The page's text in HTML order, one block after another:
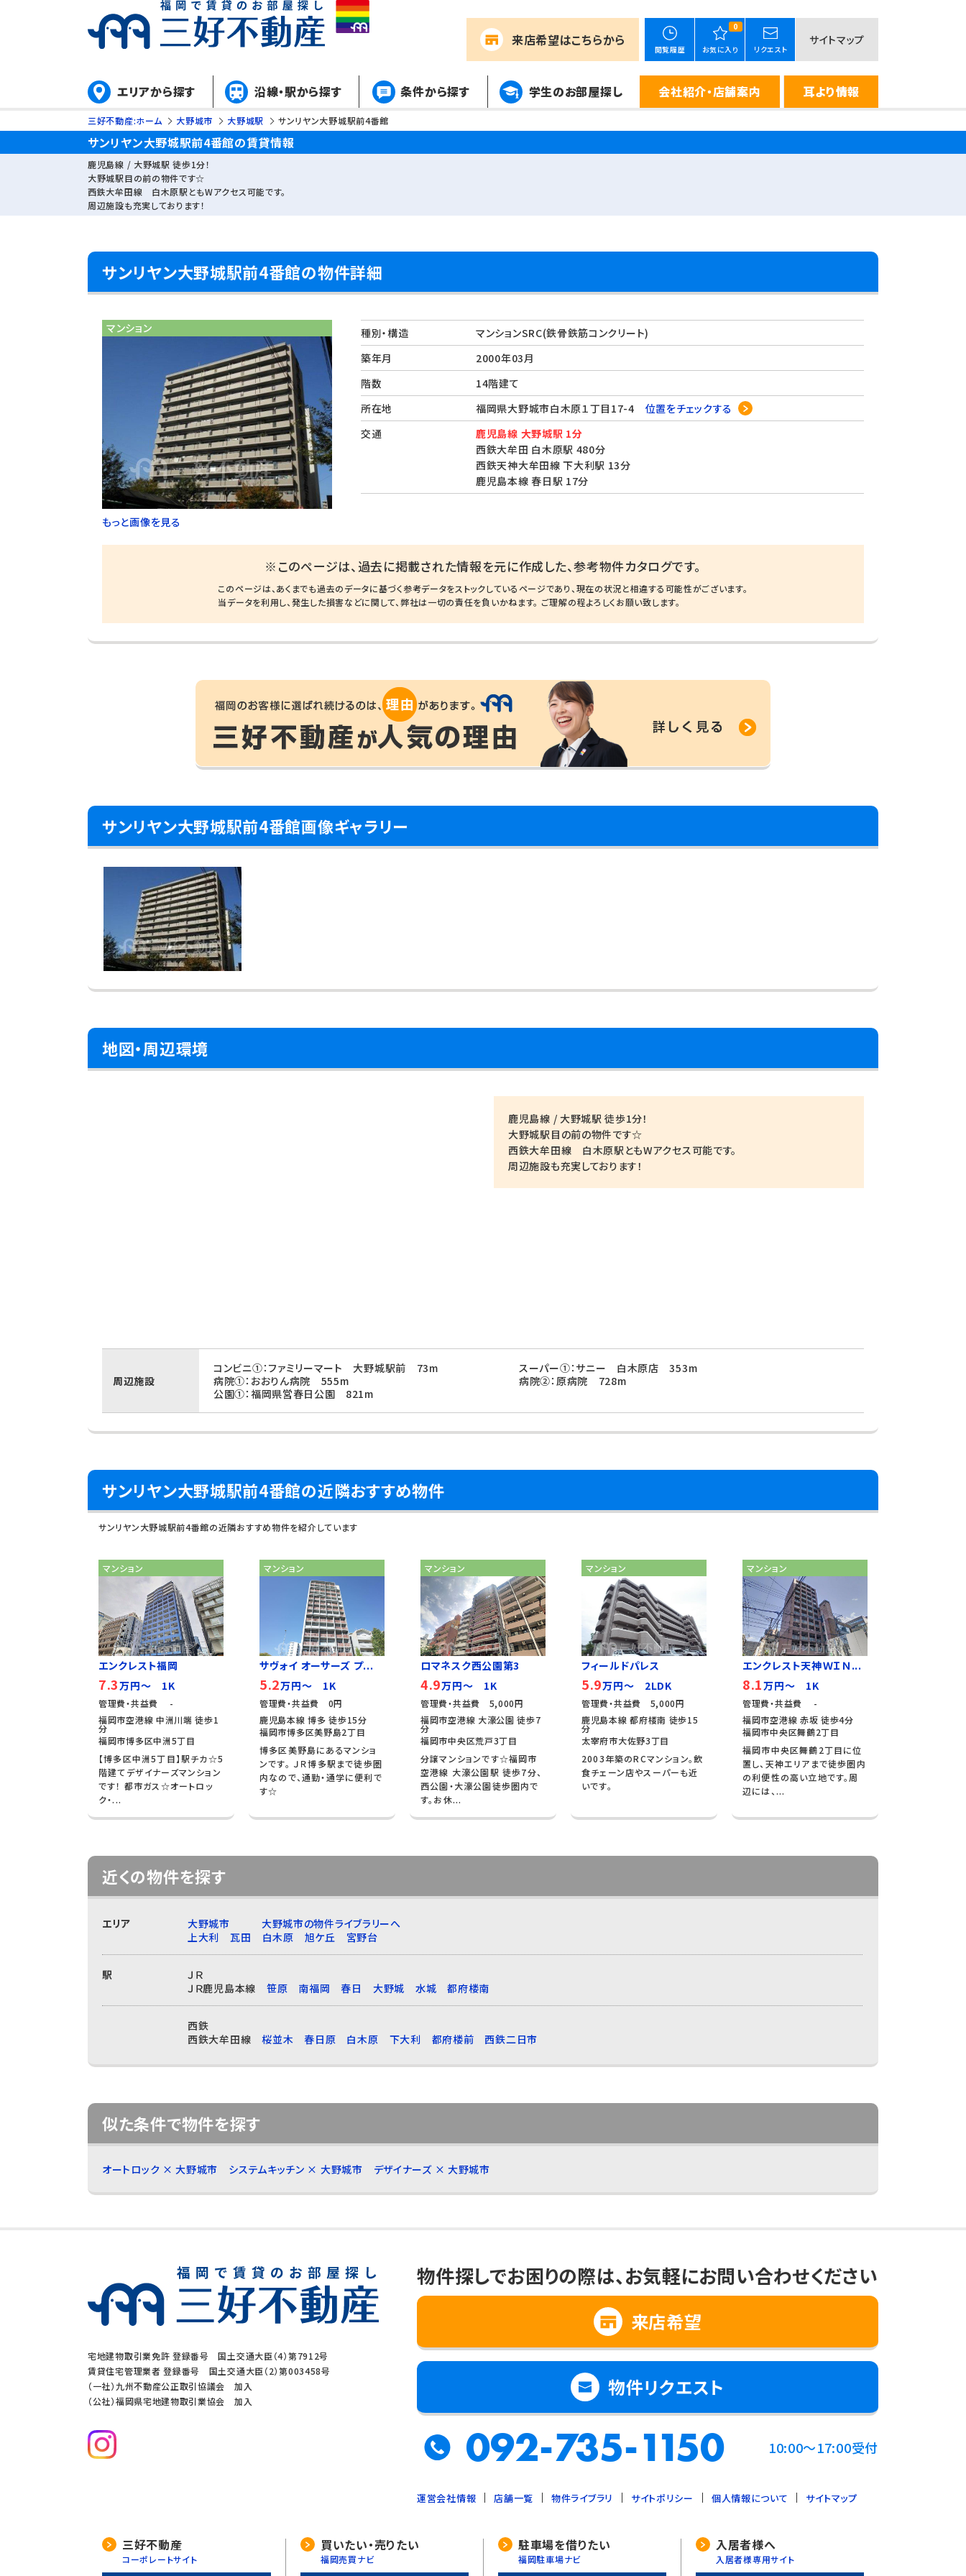
来店希望はこちらから
閲覧履歴
0
お気に入り リクエスト
サイトマップ
エリアから探す 沿線・駅から探す 条件から探す 学生のお部屋探し 会社紹介・店舗案内 耳より情報
三好不動産:ホーム 大野城市 大野城駅 サンリヤン大野城駅前4番館
サンリヤン大野城駅前4番館の賃貸情報
鹿児島線 / 大野城駅 徒歩1分！
大野城駅目の前の物件です☆
西鉄大牟田線 白木原駅ともWアクセス可能です。
周辺施設も充実しております！
サンリヤン大野城駅前4番館の物件詳細
マンション
もっと画像を見る
種別・構造
マンションSRC(鉄骨鉄筋コンクリート)
築年月
2000年03月
階数
14階建て
所在地
福岡県大野城市白木原１丁目17-4 位置をチェックする
交通
鹿児島線 大野城駅 1分
西鉄大牟田 白木原駅 480分
西鉄天神大牟田線 下大利駅 13分
鹿児島本線 春日駅 17分
※このページは、過去に掲載された情報を元に作成した、参考物件カタログです。
このページは、あくまでも過去のデータに基づく参考データをストックしているページであり、現在の状況と相違する可能性がございます。
当データを利用し、発生した損害などに関して、弊社は一切の責任を負いかねます。 ご理解の程よろしくお願い致します。
サンリヤン大野城駅前4番館画像ギャラリー
地図・周辺環境
鹿児島線 / 大野城駅 徒歩1分！
大野城駅目の前の物件です☆
西鉄大牟田線 白木原駅ともWアクセス可能です。
周辺施設も充実しております！
周辺施設
コンビニ①：ファミリーマート 大野城駅前 73m
スーパー①：サニー 白木原店 353m
病院①：おおりん病院 555m
病院②：原病院 728m
公園①：福岡県営春日公園 821m
サンリヤン大野城駅前4番館の近隣おすすめ物件
サンリヤン大野城駅前4番館の近隣おすすめ物件を紹介しています
マンション
エンクレスト福岡
7.3万円～ 1K
管理費・共益費 -
福岡市空港線 中洲川端 徒歩1
分
福岡市博多区中洲5丁目
【博多区中洲5丁目】駅チカ☆5
階建てデザイナーズマンション
です！ 都市ガス☆オートロッ
ク・...
マンション
サヴォイ オーサーズ プ...
5.2万円～ 1K
管理費・共益費 0円
鹿児島本線 博多 徒歩15分
福岡市博多区美野島2丁目
博多区美野島にあるマンショ
ンです。 ＪＲ博多駅まで徒歩圏
内なので、通勤・通学に便利で
す☆
マンション
ロマネスク西公園第3
4.9万円～ 1K
管理費・共益費 5,000円
福岡市空港線 大濠公園 徒歩7
分
福岡市中央区荒戸3丁目
分譲マンションです☆福岡市
空港線 大濠公園駅 徒歩7分、
西公園・大濠公園徒歩圏内で
す。お休...
マンション
フィールドパレス
5.9万円～ 2LDK
管理費・共益費 5,000円
鹿児島本線 都府楼南 徒歩15
分
太宰府市大佐野3丁目
2003年築のRCマンション。飲
食チェーン店やスーパーも近
いです。
マンション
エンクレスト天神ＷＩＮ...
8.1万円～ 1K
管理費・共益費 -
福岡市空港線 赤坂 徒歩4分
福岡市中央区舞鶴2丁目
福岡市中央区舞鶴2丁目に位
置し、天神エリアまで徒歩圏内
の利便性の高い立地です。周
辺には、...
近くの物件を探す
エリア 大野城市
大野城市の物件ライブラリーへ
上大利
瓦田 白木原 旭ケ丘 宮野台
駅
ＪＲ
ＪＲ鹿児島本線
笹原 南福岡 春日 大野城 水城 都府楼南
西鉄
西鉄大牟田線
桜並木 春日原 白木原 下大利 都府楼前 西鉄二日市
似た条件で物件を探す
オートロック × 大野城市 システムキッチン × 大野城市 デザイナーズ × 大野城市
宅地建物取引業免許 登録番号 国土交通大臣（4）第7912号
賃貸住宅管理業者 登録番号 国土交通大臣（2）第003458号
（一社）九州不動産公正取引協議会 加入
（公社）福岡県宅地建物取引業協会 加入
物件探しでお困りの際は、お気軽にお問い合わせください
来店希望
物件リクエスト
092-735-1150 10:00～17:00受付
運営会社情報 店舗一覧 物件ライブラリ サイトポリシー 個人情報について サイトマップ
三好不動産
コーポレートサイト
買いたい・売りたい
福岡売買ナビ
駐車場を借りたい
福岡駐車場ナビ
入居者様へ
入居者様専用サイト